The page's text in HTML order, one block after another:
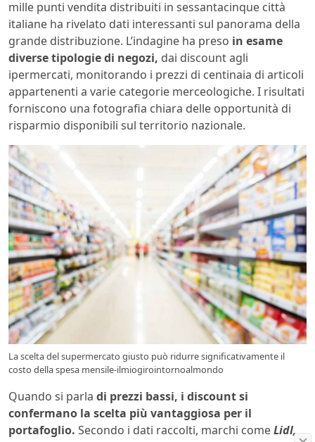
mille punti vendita distribuiti in sessantacinque città
italiane ha rivelato dati interessanti sul panorama della
grande distribuzione. L’indagine ha preso in esame
diverse tipologie di negozi, dai discount agli
ipermercati, monitorando i prezzi di centinaia di articoli
appartenenti a varie categorie merceologiche. I risultati
forniscono una fotografia chiara delle opportunità di
risparmio disponibili sul territorio nazionale.
La scelta del supermercato giusto può ridurre significativamente il
costo della spesa mensile-ilmiogirointornoalmondo
Quando si parla di prezzi bassi, i discount si
confermano la scelta più vantaggiosa per il
portafoglio. Secondo i dati raccolti, marchi comeLidl,